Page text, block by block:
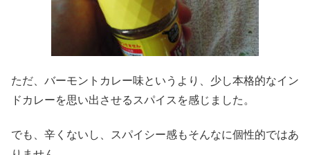
ただ、バーモントカレー味というより、少し本格的なイン
ドカレーを思い出させるスパイスを感じました。
でも、辛くないし、スパイシー感もそんなに個性的ではあ